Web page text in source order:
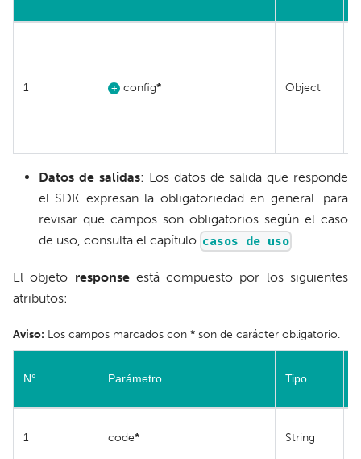
1 + config* Object
Datos de salidas: Los datos de salida que responde
el SDK expresan la obligatoriedad en general. para
revisar que campos son obligatorios según el caso
de uso, consulta el capítulo casos de uso .
El objeto responseestá compuesto por los siguientes
atributos:
Aviso: Los campos marcados con * son de carácter obligatorio.
N° Parámetro Tipo
1 code* String